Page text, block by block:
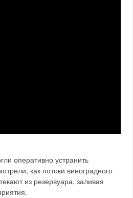
оперативно устранить
как потоки виноградного
из резервуара, заливая